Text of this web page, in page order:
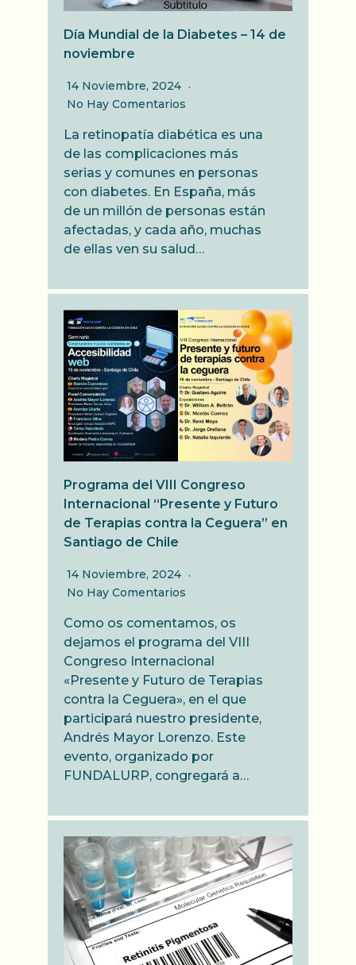
Día Mundial de la Diabetes – 14 de
noviembre
14 Noviembre, 2024
No Hay Comentarios
La retinopatía diabética es una
de las complicaciones más
serias y comunes en personas
con diabetes. En España, más
de un millón de personas están
afectadas, y cada año, muchas
de ellas ven su salud…
Programa del VIII Congreso
Internacional “Presente y Futuro
de Terapias contra la Ceguera” en
Santiago de Chile
14 Noviembre, 2024
No Hay Comentarios
Como os comentamos, os
dejamos el programa del VIII
Congreso Internacional
«Presente y Futuro de Terapias
contra la Ceguera», en el que
participará nuestro presidente,
Andrés Mayor Lorenzo. Este
evento, organizado por
FUNDALURP, congregará a…